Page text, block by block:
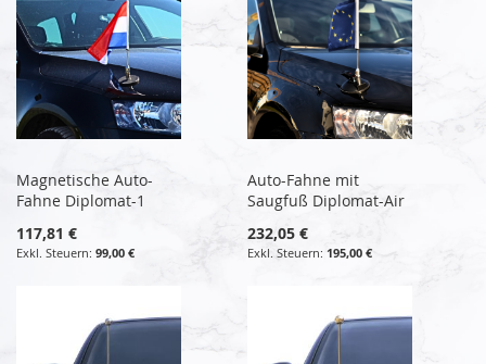
Magnetische Auto-
Fahne Diplomat-1
117,81 €
99,00 €
Auto-Fahne mit
Saugfuß Diplomat-Air
232,05 €
195,00 €